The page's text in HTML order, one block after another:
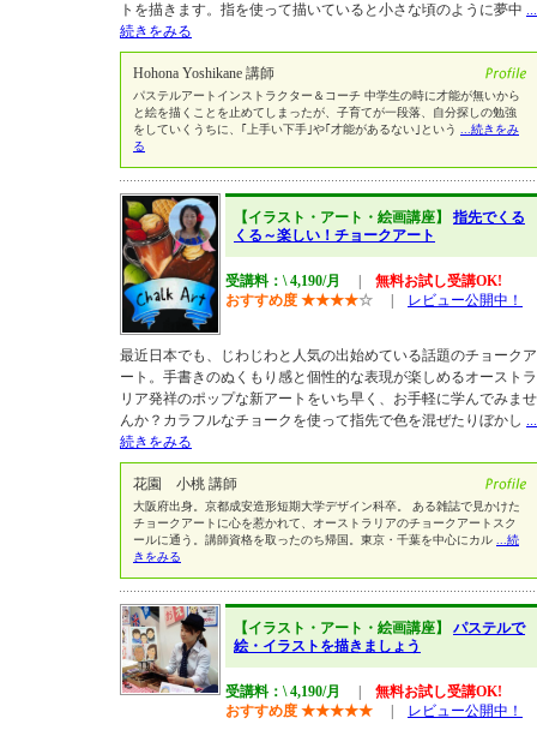
トを描きます。指を使って描いていると小さな頃のように夢中 ...
続きをみる
Hohona Yoshikane 講師
パステルアートインストラクター＆コーチ 中学生の時に才能が無いから
と絵を描くことを止めてしまったが、子育てが一段落、自分探しの勉強
をしていくうちに、｢上手い下手｣や｢才能があるない｣という
...続きをみ
る
【イラスト・アート・絵画講座】 指先でくる
くる～楽しい！チョークアート
受講料：\ 4,190/月
無料お試し受講OK!
おすすめ度 ★★★★☆ レビュー公開中！
最近日本でも、じわじわと人気の出始めている話題のチョークア
ート。手書きのぬくもり感と個性的な表現が楽しめるオーストラ
リア発祥のポップな新アートをいち早く、お手軽に学んでみませ
んか？カラフルなチョークを使って指先で色を混ぜたりぼかし ...
続きをみる
花園 小桃 講師
大阪府出身。京都成安造形短期大学デザイン科卒。 ある雑誌で見かけた
チョークアートに心を惹かれて、オーストラリアのチョークアートスク
ールに通う。講師資格を取ったのち帰国。東京・千葉を中心にカル
...続
きをみる
【イラスト・アート・絵画講座】 パステルで
絵・イラストを描きましょう
受講料：\ 4,190/月
無料お試し受講OK!
おすすめ度 ★★★★★ レビュー公開中！